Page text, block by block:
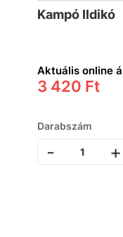
Kampó Ildikó
Aktuális online
3 420 Ft
Darabszám
- +